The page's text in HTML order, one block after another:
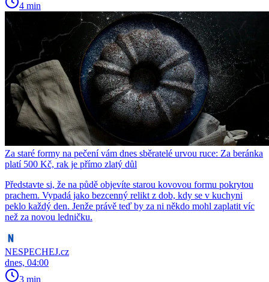
4 min
Za staré formy na pečení vám dnes sběratelé urvou ruce: Za beránka
platí 500 Kč, rak je přímo zlatý důl
Představte si, že na půdě objevíte starou kovovou formu pokrytou
prachem. Vypadá jako bezcenný relikt z dob, kdy se v kuchyni
peklo každý den. Jenže právě teď by za ni někdo mohl zaplatit víc
než za novou ledničku.
NESPECHEJ.cz
dnes, 04:00
3 min